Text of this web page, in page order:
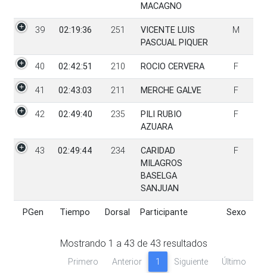
PGen Tiempo Dorsal Participante Sexo
MACAGNO
39 02:19:36 251
VICENTE LUIS
PASCUAL PIQUER
M
40 02:42:51 210 ROCIO CERVERA F
41 02:43:03 211 MERCHE GALVE F
42 02:49:40 235
PILI RUBIO
AZUARA
F
43 02:49:44 234
CARIDAD
MILAGROS
BASELGA
SANJUAN
F
PGen Tiempo Dorsal Participante Sexo
Mostrando 1 a 43 de 43 resultados
Primero Anterior 1 Siguiente Último